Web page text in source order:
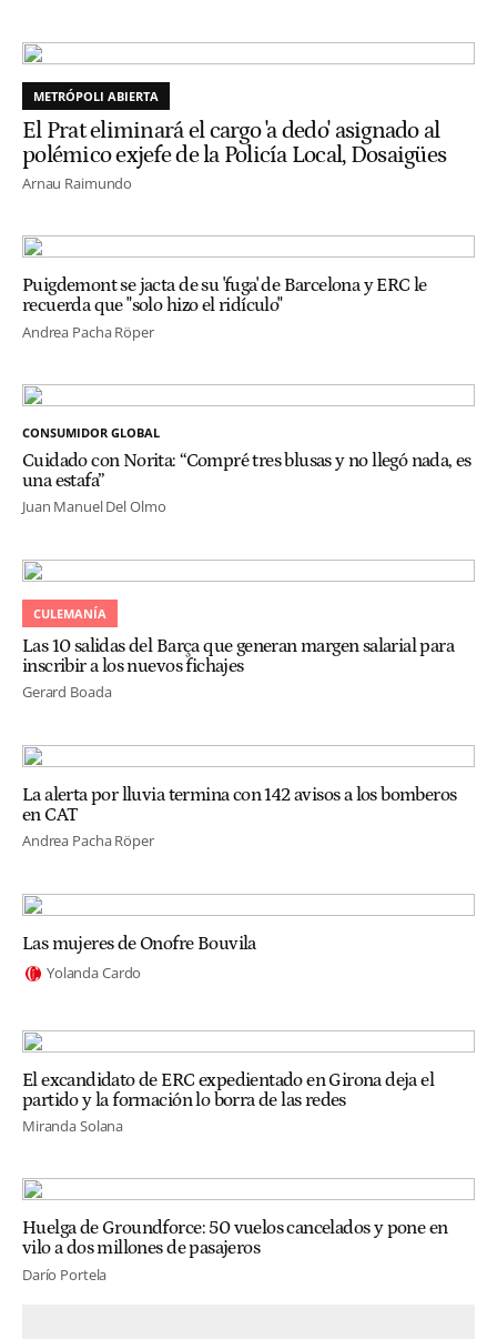
METRÓPOLI ABIERTA
El Prat eliminará el cargo 'a dedo' asignado al
polémico exjefe de la Policía Local, Dosaigües
Arnau Raimundo
Puigdemont se jacta de su 'fuga' de Barcelona y ERC le
recuerda que "solo hizo el ridículo"
Andrea Pacha Röper
CONSUMIDOR GLOBAL
Cuidado con Norita: “Compré tres blusas y no llegó nada, es
una estafa”
Juan Manuel Del Olmo
CULEMANÍA
Las 10 salidas del Barça que generan margen salarial para
inscribir a los nuevos fichajes
Gerard Boada
La alerta por lluvia termina con 142 avisos a los bomberos
en CAT
Andrea Pacha Röper
Las mujeres de Onofre Bouvila
Yolanda Cardo
El excandidato de ERC expedientado en Girona deja el
partido y la formación lo borra de las redes
Miranda Solana
Huelga de Groundforce: 50 vuelos cancelados y pone en
vilo a dos millones de pasajeros
Darío Portela